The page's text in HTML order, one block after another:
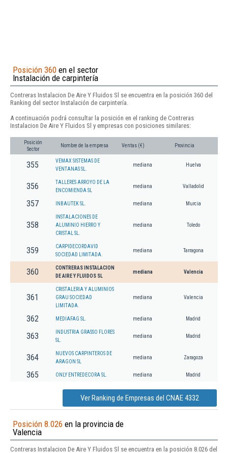
Posición 360 en el sector
Instalación de carpintería
Contreras Instalacion De Aire Y Fluidos Sl se encuentra en la posición 360 del
Ranking del sector Instalación de carpintería.
A continuación podrá consultar la posición en el ranking de Contreras
Instalacion De Aire Y Fluidos Sl y empresas con posiciones similares:
Posición
Sector
Nombre de la empresa Ventas (€) Provincia
355
VEMAX SISTEMAS DE
VENTANAS SL.
mediana Huelva
356
TALLERES ARROYO DE LA
ENCOMIENDA SL
mediana Valladolid
357 INBAUTEK SL. mediana Murcia
358
INSTALACIONES DE
ALUMINIO HIERRO Y
CRISTAL SL.
mediana Toledo
359
CARPIDECORDAVID
SOCIEDAD LIMITADA.
mediana Tarragona
360
CONTRERAS INSTALACION
DE AIRE Y FLUIDOS SL
mediana Valencia
361
CRISTALERIA Y ALUMINIOS
GRAU SOCIEDAD
LIMITADA.
mediana Valencia
362 MEDIAFAG SL. mediana Madrid
363
INDUSTRIA GRASSO FLORES
SL.
mediana Madrid
364
NUEVOS CARPINTEROS DE
ARAGON SL
mediana Zaragoza
365 ONLY ENTREDECORA SL. mediana Madrid
Ver Ranking de Empresas del CNAE 4332
Posición 8.026 en la provincia de
Valencia
Contreras Instalacion De Aire Y Fluidos Sl se encuentra en la posición 8.026 del